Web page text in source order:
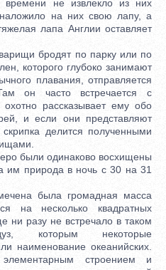
времени не извлекло из них
на них свою лапу, а
лапа Англии оставляет
бродят по парку или по
которого глубоко занимают
плавания, отправляется
он часто встречается с
рассказывает ему обо
и если они представляют
делится полученными
были одинаково восхищены
им природа в ночь с 30 на 31
была громадная масса
на несколько квадратных
ни разу не встречало в таком
которым некоторые
наименование океанийских.
строением и